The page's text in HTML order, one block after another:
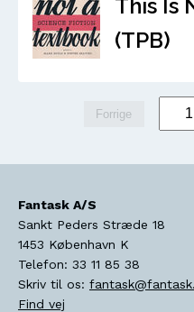
This Is
(TPB)
Forrige
Fantask A/S
Sankt Peders Stræde 18
1453 København K
Telefon: 33 11 85 38
Skriv til os:
Find vej